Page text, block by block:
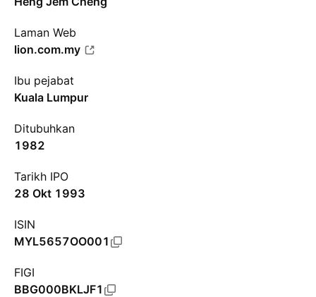
Laman Web
lion.com.my
Ibu pejabat
Kuala Lumpur
Ditubuhkan
1982
Tarikh IPO
28 Okt 1993
ISIN
MYL5657OO001
FIGI
BBG000BKLJF1